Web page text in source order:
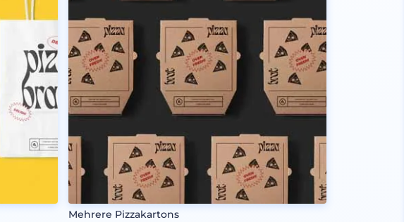
Mehrere Pizzakartons